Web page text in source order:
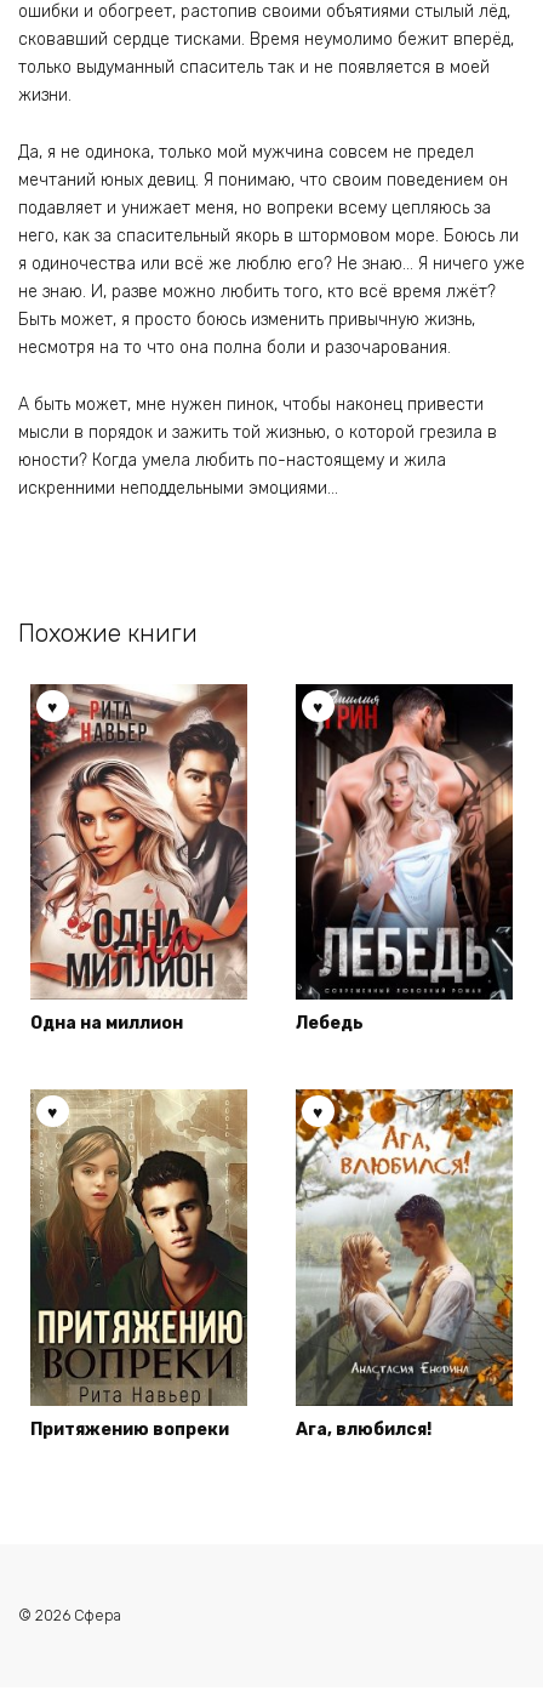
ошибки и обогреет, растопив своими объятиями стылый лёд,
сковавший сердце тисками. Время неумолимо бежит вперёд,
только выдуманный спаситель так и не появляется в моей
жизни.
Да, я не одинока, только мой мужчина совсем не предел
мечтаний юных девиц. Я понимаю, что своим поведением он
подавляет и унижает меня, но вопреки всему цепляюсь за
него, как за спасительный якорь в штормовом море. Боюсь ли
я одиночества или всё же люблю его? Не знаю… Я ничего уже
не знаю. И, разве можно любить того, кто всё время лжёт?
Быть может, я просто боюсь изменить привычную жизнь,
несмотря на то что она полна боли и разочарования.
А быть может, мне нужен пинок, чтобы наконец привести
мысли в порядок и зажить той жизнью, о которой грезила в
юности? Когда умела любить по-настоящему и жила
искренними неподдельными эмоциями…
Похожие книги
Одна на миллион Лебедь
Притяжению вопреки Ага, влюбился!
© 2026 Сфера